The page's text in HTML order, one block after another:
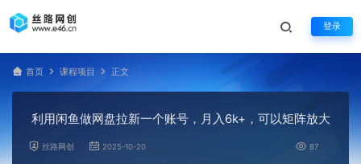
登录
首页 课程项目 正文
利用闲鱼做网盘拉新一个账号，月入6k+，可以矩阵放大
丝路网创 2025-10-20 87